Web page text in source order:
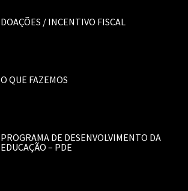
DOAÇÕES / INCENTIVO FISCAL
O QUE FAZEMOS
PROGRAMA DE DESENVOLVIMENTO DA
EDUCAÇÃO – PDE